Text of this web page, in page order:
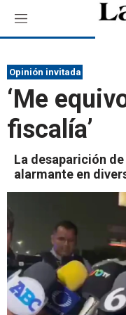
M
e
ú
Opinión invitada
‘Me
fiscalía’
La desaparición
alarmante en